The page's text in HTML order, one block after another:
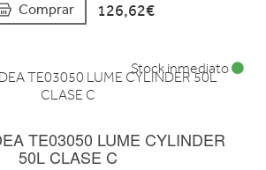
Comprar 126,62€
TE03050 LUME CYLINDER
50L CLASE C
Stock inmediato